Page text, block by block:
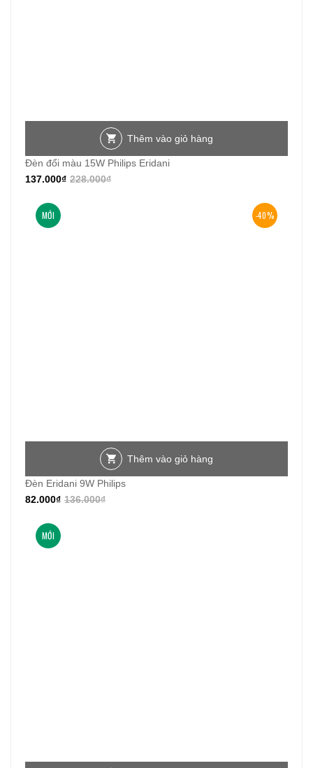
Thêm vào giỏ hàng
Đèn đổi màu 15W Philips Eridani
228.000₫
137.000₫
-40%
MỚI
Thêm vào giỏ hàng
Đèn Eridani 9W Philips
136.000₫
82.000₫
MỚI